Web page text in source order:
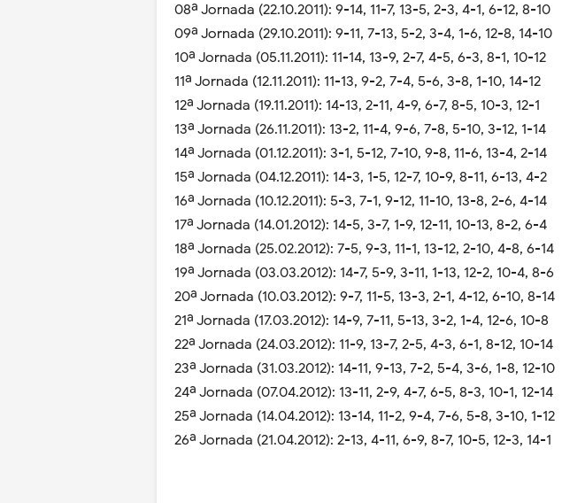
08ª Jornada (22.10.2011): 9-14, 11-7, 13-5, 2-3, 4-1, 6-12, 8-10
09ª Jornada (29.10.2011): 9-11, 7-13, 5-2, 3-4, 1-6, 12-8, 14-10
10ª Jornada (05.11.2011): 11-14, 13-9, 2-7, 4-5, 6-3, 8-1, 10-12
11ª Jornada (12.11.2011): 11-13, 9-2, 7-4, 5-6, 3-8, 1-10, 14-12
12ª Jornada (19.11.2011): 14-13, 2-11, 4-9, 6-7, 8-5, 10-3, 12-1
13ª Jornada (26.11.2011): 13-2, 11-4, 9-6, 7-8, 5-10, 3-12, 1-14
14ª Jornada (01.12.2011): 3-1, 5-12, 7-10, 9-8, 11-6, 13-4, 2-14
15ª Jornada (04.12.2011): 14-3, 1-5, 12-7, 10-9, 8-11, 6-13, 4-2
16ª Jornada (10.12.2011): 5-3, 7-1, 9-12, 11-10, 13-8, 2-6, 4-14
17ª Jornada (14.01.2012): 14-5, 3-7, 1-9, 12-11, 10-13, 8-2, 6-4
18ª Jornada (25.02.2012): 7-5, 9-3, 11-1, 13-12, 2-10, 4-8, 6-14
19ª Jornada (03.03.2012): 14-7, 5-9, 3-11, 1-13, 12-2, 10-4, 8-6
20ª Jornada (10.03.2012): 9-7, 11-5, 13-3, 2-1, 4-12, 6-10, 8-14
21ª Jornada (17.03.2012): 14-9, 7-11, 5-13, 3-2, 1-4, 12-6, 10-8
22ª Jornada (24.03.2012): 11-9, 13-7, 2-5, 4-3, 6-1, 8-12, 10-14
23ª Jornada (31.03.2012): 14-11, 9-13, 7-2, 5-4, 3-6, 1-8, 12-10
24ª Jornada (07.04.2012): 13-11, 2-9, 4-7, 6-5, 8-3, 10-1, 12-14
25ª Jornada (14.04.2012): 13-14, 11-2, 9-4, 7-6, 5-8, 3-10, 1-12
26ª Jornada (21.04.2012): 2-13, 4-11, 6-9, 8-7, 10-5, 12-3, 14-1